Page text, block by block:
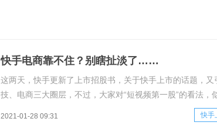
快手电商靠不住？别瞎扯淡了……
这两天，快手更新了上市招股书，关于快手上市的话题，
技、电商三大圈层，不过，大家对“短视频第一股”的看法，
一方面，大家感觉快手亏的厉害啊：另一方面，在炒股软件
民，已经拥挤的不得了，据悉，首日已超额认购209倍：对
2021-01-28 09:31 快手